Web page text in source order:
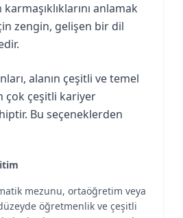
anlamak
zengin, gelişen bir dil
alanın çeşitli ve temel
çok çeşitli kariyer
Bu seçeneklerden
mezunu, ortaöğretim veya
öğretmenlik ve çeşitli